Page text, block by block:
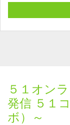
５１オン
発信 ５１
ボ）～